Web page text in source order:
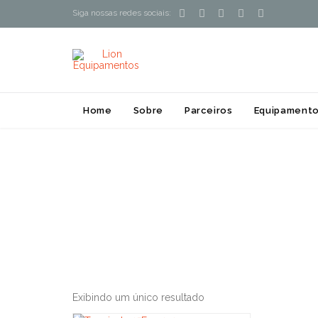
Siga nossas redes sociais:     
Home Sobre Parceiros
Exibindo um único resultado